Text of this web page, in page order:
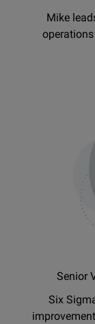
Mike
Senior
Six